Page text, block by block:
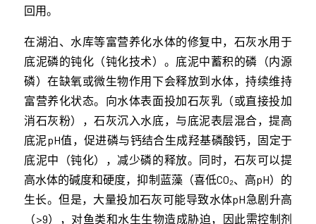
回用。
在湖泊、水库等富营养化水体的修复中，石灰水用于
底泥磷的钝化（钝化技术）。底泥中蓄积的磷（内源
磷）在缺氧或微生物作用下会释放到水体，持续维持
富营养化状态。向水体表面投加石灰乳（或直接投加
消石灰粉），石灰沉入水底，与底泥表层混合，提高
底泥pH值，促进磷与钙结合生成羟基磷酸钙，固定于
底泥中（钝化），减少磷的释放。同时，石灰可以提
高水体的碱度和硬度，抑制蓝藻（喜低CO₂、高pH）的
生长。但是，大量投加石灰可能导致水体pH急剧升高
（>9），对鱼类和水生生物造成胁迫，因此需控制剂